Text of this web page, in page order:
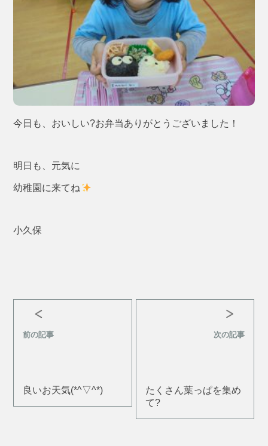
今日も、おいしい?お弁当ありがとうございました！
明日も、元気に
幼稚園に来てね
小久保
前の記事
良いお天気(*^▽^*)
次の記事
たくさん葉っぱを集め
て?